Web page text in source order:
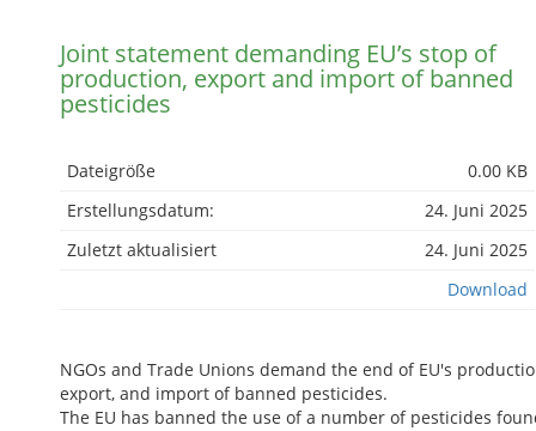
Joint statement demanding EU’s stop of
production, export and import of banned
pesticides
Dateigröße
0.00 KB
Erstellungsdatum:
24. Juni 2025
Zuletzt aktualisiert
24. Juni 2025
Download
NGOs and Trade Unions demand the end of EU's
export, and import of banned pesticides.
The EU has banned the use of a number of pesticides